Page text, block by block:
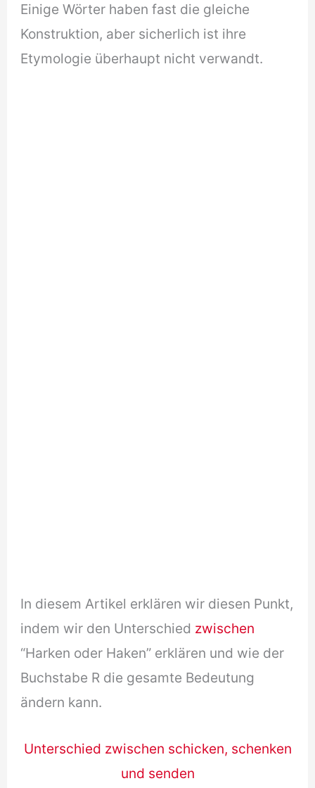
Einige Wörter haben fast die gleiche
Konstruktion, aber sicherlich ist ihre
Etymologie überhaupt nicht verwandt.
In diesem Artikel erklären wir diesen Punkt,
indem wir den Unterschied zwischen
“Harken oder Haken” erklären und wie der
Buchstabe R die gesamte Bedeutung
ändern kann.
Unterschied zwischen schicken, schenken
und senden